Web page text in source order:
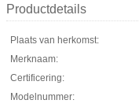
Productdetails
Plaats van herkomst:
Merknaam:
Certificering:
Modelnummer: